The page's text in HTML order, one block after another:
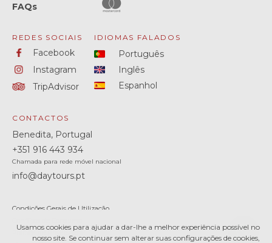
FAQs
REDES SOCIAIS
Facebook
Instagram
TripAdvisor
IDIOMAS FALADOS
Português
Inglês
Espanhol
CONTACTOS
Benedita, Portugal
+351 916 443 934
Chamada para rede móvel nacional
info@daytours.pt
Condições Gerais de Utilização
Política de Privacidade
Usamos cookies para ajudar a dar-lhe a melhor experiência possível no
nosso site. Se continuar sem alterar suas configurações de cookies,